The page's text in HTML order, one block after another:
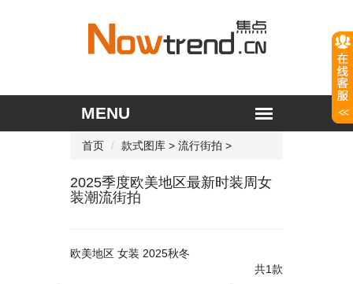
首页 款式图库 > 流行街拍 >
2025季度欧美地区最新时装周女
装潮流街拍
欧美地区 女装 2025秋冬
共1款